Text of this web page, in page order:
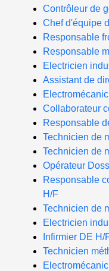
Contrôleur de
Chef d'équipe
Responsable
Responsable
Electricien
Assistant de
Collaborateur
Responsable
Technicien de
Technicien de
Opérateur
Responsable
H/F
Technicien de
Electricien
Infirmier DE H/
Technicien